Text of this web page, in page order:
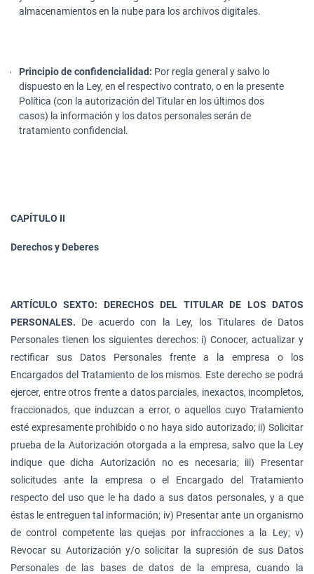
almacenamientos en la nube para los archivos digitales.
Principio de confidencialidad: Por regla general y salvo lo
dispuesto en la Ley, en el respectivo contrato, o en la presente
Política (con la autorización del Titular en los últimos dos
casos) la información y los datos personales serán de
tratamiento confidencial.
CAPÍTULO II
Derechos y Deberes
ARTÍCULO SEXTO: DERECHOS DEL TITULAR DE LOS DATOS
PERSONALES. De acuerdo con la Ley, los Titulares de Datos
Personales tienen los siguientes derechos: i) Conocer, actualizar y
rectificar sus Datos Personales frente a la empresa o los
Encargados del Tratamiento de los mismos. Este derecho se podrá
ejercer, entre otros frente a datos parciales, inexactos, incompletos,
fraccionados, que induzcan a error, o aquellos cuyo Tratamiento
esté expresamente prohibido o no haya sido autorizado; ii) Solicitar
prueba de la Autorización otorgada a la empresa, salvo que la Ley
indique que dicha Autorización no es necesaria; iii) Presentar
solicitudes ante la empresa o el Encargado del Tratamiento
respecto del uso que le ha dado a sus datos personales, y a que
éstas le entreguen tal información; iv) Presentar ante un organismo
de control competente las quejas por infracciones a la Ley; v)
Revocar su Autorización y/o solicitar la supresión de sus Datos
Personales de las bases de datos de la empresa, cuando la